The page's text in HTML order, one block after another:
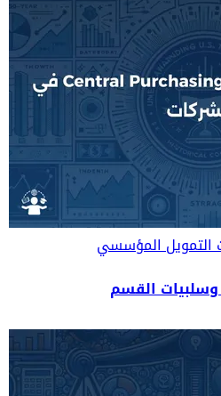
التمويل المؤسسي
وسلبيات القسم